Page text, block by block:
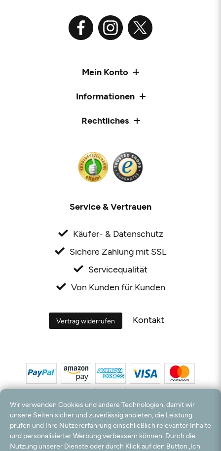
Mein Konto
Informationen
Rechtliches
Service & Vertrauen
Käufer- & Datenschutz
Sichere Zahlung mit SSL
Servicequalität
Von Kunden für Kunden
Vertrag widerrufen Kontakt
*Alle Preise inkl. MwSt. und zzgl. Versandkosten. **Kostenloser Versand und Rückversand
nur innerhalb Deutschlands und Österreichs.
Wir verwenden Cookies und andere Technologien, damit wir
unsere Seiten sicher und zuverlässig anbieten, die Leistung
prüfen und Ihre Nutzererfahrung einschließlich relevanter Inhalte
und personalisierter Werbung verbessern können. Durch die
Nutzung unserer Dienste oder durch Klick auf den Button „Ich